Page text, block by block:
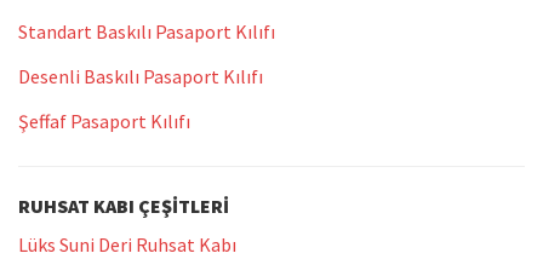
Standart Baskılı Pasaport Kılıfı
Desenli Baskılı Pasaport Kılıfı
Şeffaf Pasaport Kılıfı
RUHSAT KABI ÇEŞITLERI
Lüks Suni Deri Ruhsat Kabı